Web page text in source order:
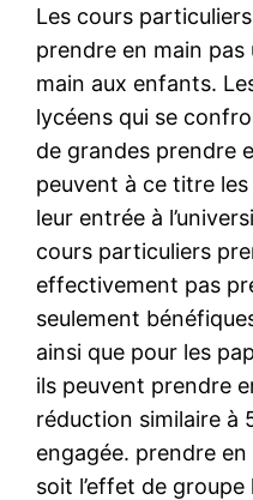
Les cours
prendre en main
main aux enfants.
lycéens qui se
de grandes prendre
peuvent à ce titre
leur entrée à
cours particuliers
effectivement pas
seulement
ainsi que pour les
ils peuvent prendre
réduction similaire à
engagée. prendre
soit l’effet de